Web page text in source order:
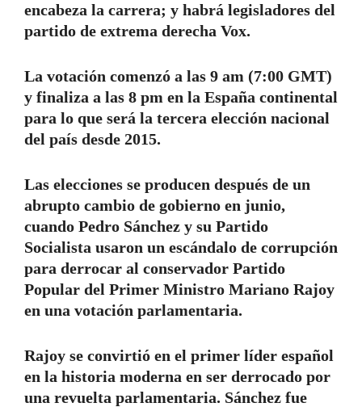
encabeza la carrera; y habrá legisladores del
partido de extrema derecha Vox.
La votación comenzó a las 9 am (7:00 GMT)
y finaliza a las 8 pm en la España continental
para lo que será la tercera elección nacional
del país desde 2015.
Las elecciones se producen después de un
abrupto cambio de gobierno en junio,
cuando Pedro Sánchez y su Partido
Socialista usaron un escándalo de corrupción
para derrocar al conservador Partido
Popular del Primer Ministro Mariano Rajoy
en una votación parlamentaria.
Rajoy se convirtió en el primer líder español
en la historia moderna en ser derrocado por
una revuelta parlamentaria. Sánchez fue